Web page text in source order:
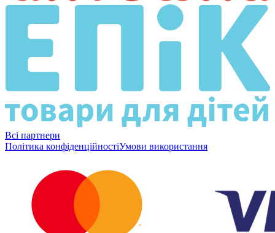
Всі партнери
Політика конфіденційностіУмови використання